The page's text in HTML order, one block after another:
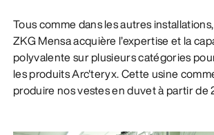
Tous comme dans les autres
ZKG Mensa acquière l’expertise et la
polyvalente sur plusieurs catégories
les produits Arc'teryx. Cette usine
produire nos vestes en duvet à partir de